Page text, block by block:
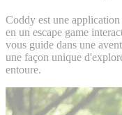
Coddy est une
en un escape game
vous guide dans une
une façon unique
entoure.